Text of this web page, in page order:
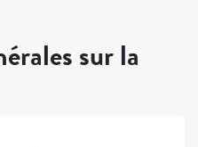
sur la